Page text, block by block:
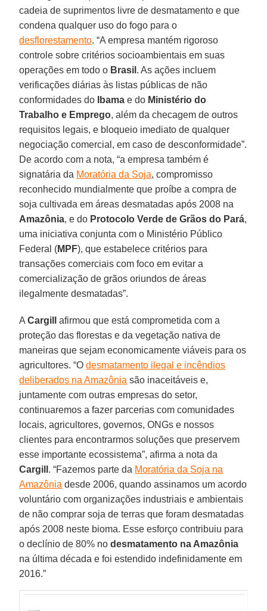
cadeia de suprimentos livre de desmatamento e que
condena qualquer uso do fogo para o
desflorestamento. “A empresa mantém rigoroso
controle sobre critérios socioambientais em suas
operações em todo o Brasil . As ações incluem
verificações diárias às listas públicas de não
conformidades do
Ibama e do Ministério do
Trabalho e Emprego, além da checagem de outros
requisitos legais, e bloqueio imediato de qualquer
negociação comercial, em caso de desconformidade”.
De acordo com a nota, “a empresa também é
signatária da Moratória da Soja, compromisso
reconhecido mundialmente que proíbe a compra de
soja cultivada em áreas desmatadas após 2008 na
Amazônia, e do Protocolo Verde de Grãos do Pará,
uma iniciativa conjunta com o Ministério Público
Federal (MPF), que estabelece critérios para
transações comerciais com foco em evitar a
comercialização de grãos oriundos de áreas
ilegalmente desmatadas”.
ACargill
afirmou que está comprometida com a
proteção das florestas e da vegetação nativa de
maneiras que sejam economicamente viáveis para os
agricultores. “Odesmatamento ilegal e incêndios
deliberados na Amazônia são inaceitáveis e,
juntamente com outras empresas do setor,
continuaremos a fazer parcerias com comunidades
locais, agricultores, governos, ONGs e nossos
clientes para encontrarmos soluções que preservem
esse importante ecossistema”, afirma a nota da
Cargill . “Fazemos parte da Moratória da Soja na
Amazônia desde 2006, quando assinamos um acordo
voluntário com organizações industriais e ambientais
de não comprar soja de terras que foram desmatadas
após 2008 neste bioma. Esse esforço contribuiu para
o declínio de 80% no desmatamento na Amazônia
na última década e foi estendido indefinidamente em
2016.”